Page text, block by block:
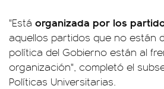
"Está organizada por los
aquellos partidos que no están
política del Gobierno están al
organización", completó el
Políticas Universitarias.